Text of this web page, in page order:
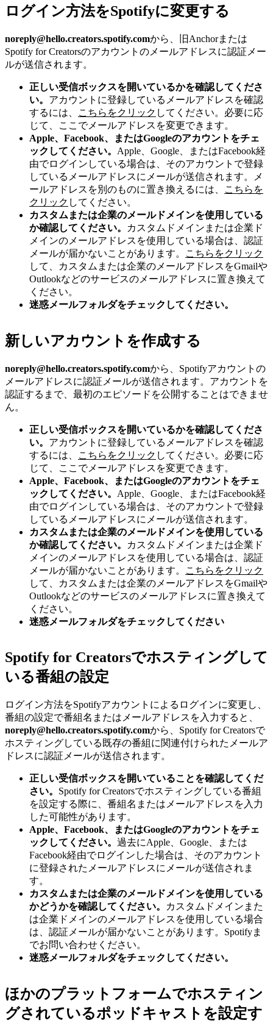
ログイン方法をSpotifyに変更する
noreply@hello.creators.spotify.comから、旧Anchorまたは
Spotify for Creatorsのアカウントのメールアドレスに認証メー
ルが送信されます。
正しい受信ボックスを開いているかを確認してくださ
い。 アカウントに登録しているメールアドレスを確認
するには、
こちらをクリック してください。必要に応
じて、ここでメールアドレスを変更できます。
Apple、Facebook、またはGoogleのアカウントをチェ
ックしてください。 Apple、Google、またはFacebook経
由でログインしている場合は、そのアカウントで登録
しているメールアドレスにメールが送信されます。メ
ールアドレスを別のものに置き換えるには、
こちらを
クリック してください。
カスタムまたは企業のメールドメインを使用している
か確認してください。
カスタムドメインまたは企業ド
メインのメールアドレスを使用している場合は、認証
メールが届かないことがあります。
こちらをクリック
して、カスタムまたは企業のメールアドレスをGmailや
Outlookなどのサービスのメールアドレスに置き換えて
ください。
迷惑メールフォルダをチェックしてください。
新しいアカウントを作成する
noreply@hello.creators.spotify.comから、Spotifyアカウントの
メールアドレスに認証メールが送信されます。アカウントを
認証するまで、最初のエピソードを公開することはできませ
ん。
正しい受信ボックスを開いているかを確認してくださ
い。 アカウントに登録しているメールアドレスを確認
するには、
こちらをクリック してください。必要に応
じて、ここでメールアドレスを変更できます。
Apple、Facebook、またはGoogleのアカウントをチェ
ックしてください。 Apple、Google、またはFacebook経
由でログインしている場合は、そのアカウントで登録
しているメールアドレスにメールが送信されます。
カスタムまたは企業のメールドメインを使用している
か確認してください。
カスタムドメインまたは企業ド
メインのメールアドレスを使用している場合は、認証
メールが届かないことがあります。
こちらをクリック
して、カスタムまたは企業のメールアドレスをGmailや
Outlookなどのサービスのメールアドレスに置き換えて
ください。
迷惑メールフォルダをチェックしてください
Spotify for Creatorsでホスティングして
いる番組の設定
ログイン方法をSpotifyアカウントによるログインに変更し、
番組の設定で番組名またはメールアドレスを入力すると、
noreply@hello.creators.spotify.comから、Spotify for Creatorsで
ホスティングしている既存の番組に関連付けられたメールア
ドレスに認証メールが送信されます。
正しい受信ボックスを開いていることを確認してくだ
さい。 Spotify for Creatorsでホスティングしている番組
を設定する際に、番組名またはメールアドレスを入力
した可能性があります。
Apple、Facebook、またはGoogleのアカウントをチェ
ックしてください。 過去にApple、Google、または
Facebook経由でログインした場合は、そのアカウント
に登録されたメールアドレスにメールが送信されま
す。
カスタムまたは企業のメールドメインを使用している
かどうかを確認してください。
カスタムドメインまた
は企業ドメインのメールアドレスを使用している場合
は、認証メールが届かないことがあります。Spotifyま
でお問い合わせください。
迷惑メールフォルダをチェックしてください。
ほかのプラットフォームでホスティン
グされているポッドキャストを設定す